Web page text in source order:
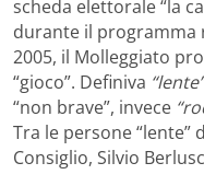
scheda elettorale “la
durante il programma
2005, il Molleggiato
“gioco”. Definiva “lente”
“non brave”, invece
Tra le persone “lente”
Consiglio, Silvio